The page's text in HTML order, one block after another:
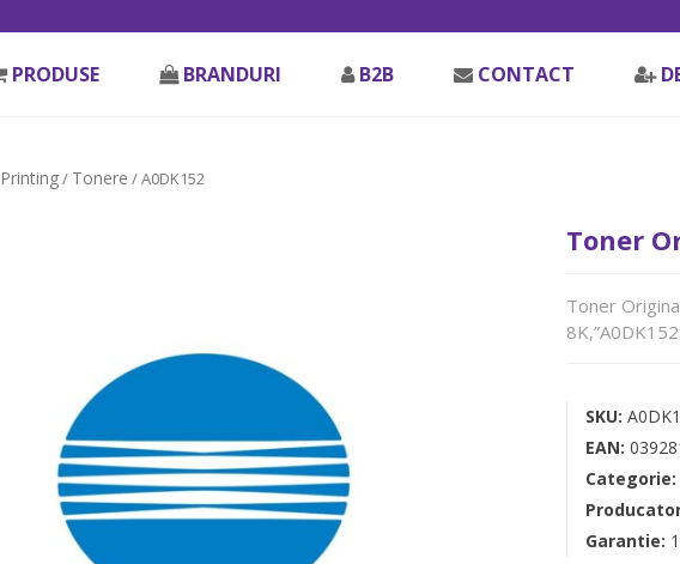
PRODUSE BRANDURI B2B CONTACT
Printing/ Tonere / A0DK152
Toner
Toner
SKU:
EAN:
Categorie:
Garantie: